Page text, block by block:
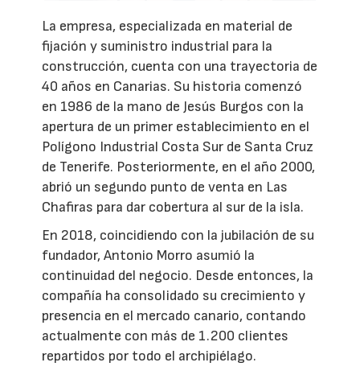
La empresa, especializada en material de
fijación y suministro industrial para la
construcción, cuenta con una trayectoria de
40 años en Canarias. Su historia comenzó
en 1986 de la mano de Jesús Burgos con la
apertura de un primer establecimiento en el
Polígono Industrial Costa Sur de Santa Cruz
de Tenerife. Posteriormente, en el año 2000,
abrió un segundo punto de venta en Las
Chafiras para dar cobertura al sur de la isla.
En 2018, coincidiendo con la jubilación de su
fundador, Antonio Morro asumió la
continuidad del negocio. Desde entonces, la
compañía ha consolidado su crecimiento y
presencia en el mercado canario, contando
actualmente con más de 1.200 clientes
repartidos por todo el archipiélago.